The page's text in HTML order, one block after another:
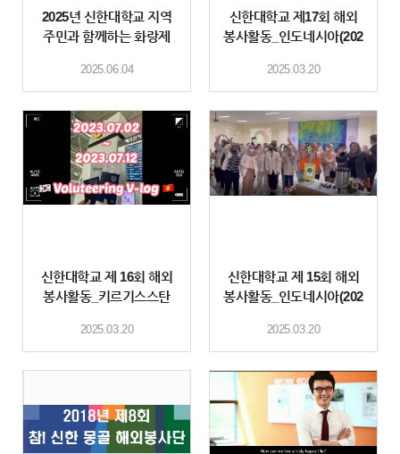
2025년 신한대학교 지역
주민과 함께하는 화랑제
2025.06.04
신한대학교 제17회 해외
봉사활동_인도네시아(202
2025.03.20
신한대학교 제 16회 해외
봉사활동_키르기스스탄
2025.03.20
신한대학교 제 15회 해외
봉사활동_인도네시아(202
2025.03.20